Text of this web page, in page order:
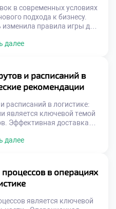
в современных условиях
подхода к бизнесу.
правила игры для
место стратегиям
в турбулентной среде.
ценится выше простого
теперь
[…]
далее
и расписаний в
рекомендации
расписаний в логистике:
является ключевой темой
Эффективная доставка
путей снижает затраты
Логистическая отрасль
подхода. Ошибки в
огромных […]
далее
в операциях
является ключевой